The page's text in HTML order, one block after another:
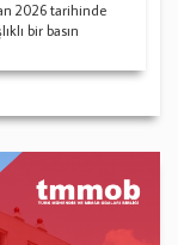
2026 tarihinde
bir basın